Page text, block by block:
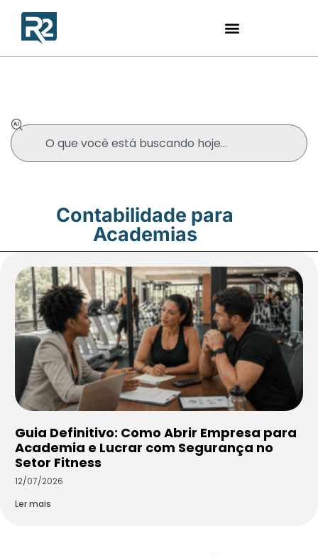
Contabilidade para
Academias
Guia Definitivo: Como Abrir Empresa para
Academia e Lucrar com Segurança no
Setor Fitness
12/07/2026
Ler mais